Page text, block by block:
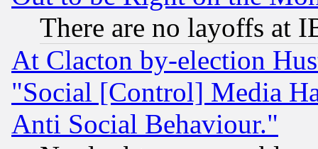
There are no layoffs at
At Clacton by-election
"Social [Control] Media
Anti Social Behaviour."